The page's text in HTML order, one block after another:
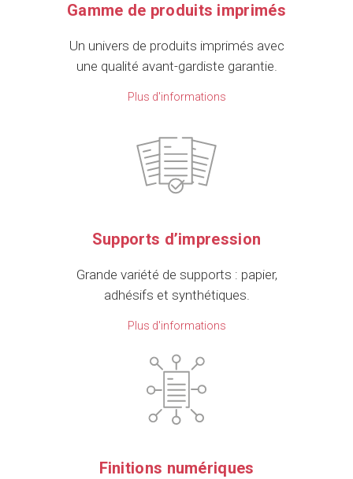
Gamme de produits imprimés
Un univers de produits imprimés avec
une qualité avant-gardiste garantie.
Plus d'informations
Supports d’impression
Grande variété de supports : papier,
adhésifs et synthétiques.
Plus d'informations
Finitions numériques